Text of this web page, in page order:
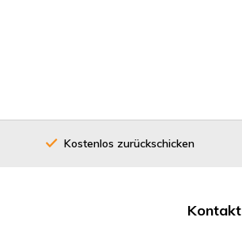
Kostenlos zurückschicken
Kontakt